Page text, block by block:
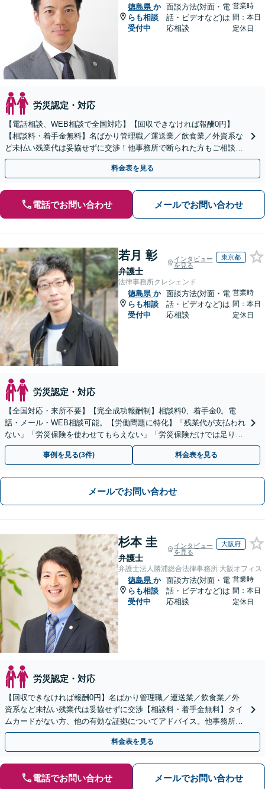
徳島県 か
らも相談
受付中
面談方法(対面・電
話・ビデオなど)は
応相談
営業時
間：本日
定休日
労災認定・対応
【電話相談、WEB相談で全国対応】【回収できなければ報酬0円】
【相談料・着手金無料】名ばかり管理職／運送業／飲食業／外資系な
ど未払い残業代は妥協せずに交渉！他事務所で断られた方もご相談く
ださい。【解決事例が豊富】土曜日も電話受付しています
料金表を見る
電話でお問い合わせ メールでお問い合わせ
若月 彰
弁護士
インタビュー
を見る
東京都
法律事務所クレシェンド
徳島県 か
らも相談
受付中
面談方法(対面・電
話・ビデオなど)は
応相談
営業時
間：本日
定休日
労災認定・対応
【全国対応・来所不要】【完全成功報酬制】相談料0、着手金0。電
話・メール・WEB相談可能。【労働問題に特化】「残業代が支払われ
ない」「労災保険を使わせてもらえない」「労災保険だけでは足りな
い。損害賠償請求したい」など労働問題はお任せを。
事例を見る(3件) 料金表を見る
メールでお問い合わせ
杉本 圭
弁護士
インタビュー
を見る
大阪府
弁護士法人勝浦総合法律事務所 大阪オフィス
徳島県 か
らも相談
受付中
面談方法(対面・電
話・ビデオなど)は
応相談
営業時
間：本日
定休日
労災認定・対応
【回収できなければ報酬0円】名ばかり管理職／運送業／飲食業／外
資系など未払い残業代は妥協せずに交渉【相談料・着手金無料】タイ
ムカードがない方、他の有効な証拠についてアドバイス。他事務所で
断られた方もご相談ください。あなたの権利を守ります！
料金表を見る
電話でお問い合わせ メールでお問い合わせ